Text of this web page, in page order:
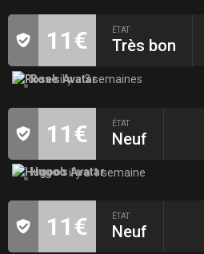
11€ ÉTAT
Très bon
Roseil y a 3 semaines
11€ ÉTAT
Neuf
Hugooil y a 1 semaine
11€ ÉTAT
Neuf